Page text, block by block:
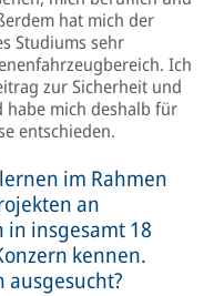
hat mich der
Studiums sehr
Ich
zur Sicherheit und
mich deshalb für
entschieden.
im Rahmen
an
insgesamt 18
kennen.
ausgesucht?